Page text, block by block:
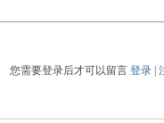
您需要登录后才可以留言登录 |